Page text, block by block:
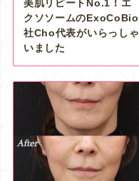
美肌リピートNo.1！エ
クソソームのExoCoBio
社Cho代表がいらっしゃ
いました